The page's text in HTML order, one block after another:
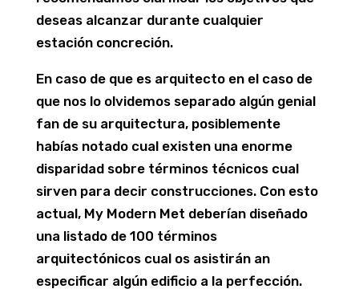
deseas alcanzar durante cualquier
estación concreción.
En caso de que es arquitecto en el caso de
que nos lo olvidemos separado algún genial
fan de su arquitectura, posiblemente
habías notado cual existen una enorme
disparidad sobre términos técnicos cual
sirven para decir construcciones. Con esto
actual, My Modern Met deberían diseñado
una listado de 100 términos
arquitectónicos cual os asistirán an
especificar algún edificio a la perfección.